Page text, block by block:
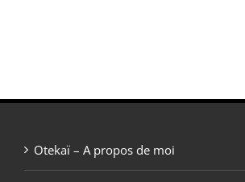
Otekaï – A propos de moi